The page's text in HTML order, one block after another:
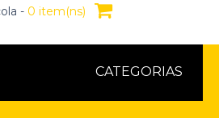
- 0 item(ns)
CATEGORIAS